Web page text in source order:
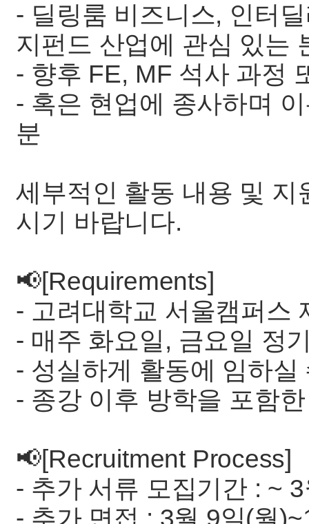
- 딜링룸 비즈니스, 인터
지펀드 산업에 관심 있는
- 향후 FE, MF 석사 과정
- 혹은 현업에 종사하며
분
세부적인 활동 내용 및
시기 바랍니다.
📢[Requirements]
- 고려대학교 서울캠퍼스
- 매주 화요일, 금요일 정
- 성실하게 활동에 임하실
- 종강 이후 방학을 포함
📢[Recruitment Process]
- 추가 서류 모집기간 : ~
- 추가 면접 : 3월 9일(월